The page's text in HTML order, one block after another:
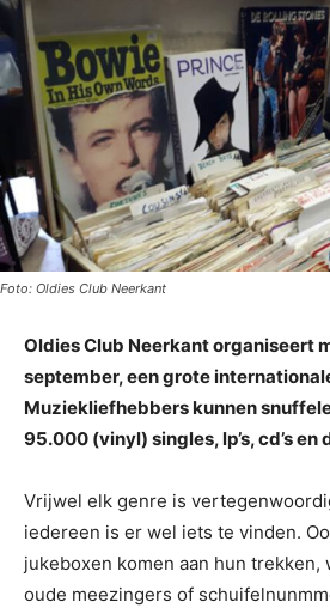
Foto: Oldies Club Neerkant
Oldies Club Neerkant organiseert
september, een grote
Muziekliefhebbers kunnen
95.000 (vinyl) singles, lp’s, cd’s en
Vrijwel elk genre is
iedereen is er wel iets te vinden.
jukeboxen komen aan hun trekken,
oude meezingers of